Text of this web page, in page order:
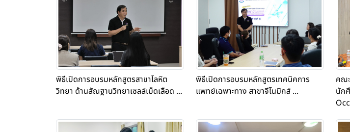
พิธีเปิดการอบรมหลักสูตรสาขาโลหิต
วิทยา ด้านสัณฐานวิทยาเซลล์เม็ดเลือด ...
พิธีเปิดการอบรมหลักสูตรเทคนิคการ
แพทย์เฉพาะทาง สาขาจีโนมิกส์ ...
คณ
นัก